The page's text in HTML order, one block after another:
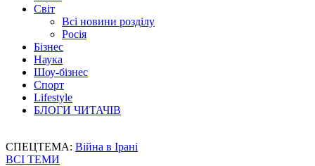
Світ
Всі новини розділу
Росія
Бізнес
Наука
Шоу-бізнес
Спорт
Lifestyle
БЛОГИ ЧИТАЧІВ
СПЕЦТЕМА: Війна в Ірані
ВСІ ТЕМИ